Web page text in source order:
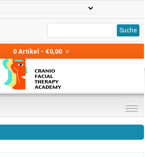
0 Artikel - €0,00
Suche